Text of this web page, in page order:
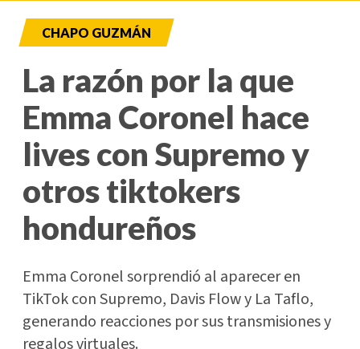
CHAPO GUZMÁN
La razón por la que
Emma Coronel hace
lives con Supremo y
otros tiktokers
hondureños
Emma Coronel sorprendió al aparecer en
TikTok con Supremo, Davis Flow y La Taflo,
generando reacciones por sus transmisiones y
regalos virtuales.